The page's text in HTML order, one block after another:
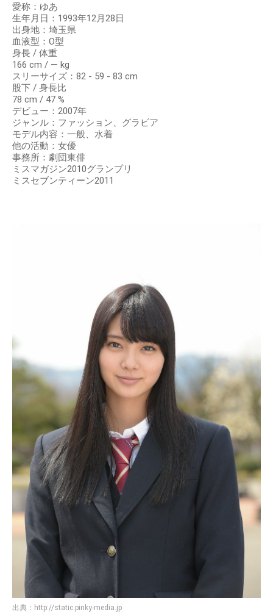
愛称：ゆあ
生年月日：1993年12月28日
出身地：埼玉県
血液型：O型
身長 / 体重
166 cm / ― kg
スリーサイズ：82 - 59 - 83 cm
股下 / 身長比
78 cm / 47 %
デビュー：2007年
ジャンル：ファッション、グラビア
モデル内容：一般、水着
他の活動：女優
事務所：劇団東俳
ミスマガジン2010グランプリ
ミスセブンティーン2011
出典： http://static.pinky-media.jp